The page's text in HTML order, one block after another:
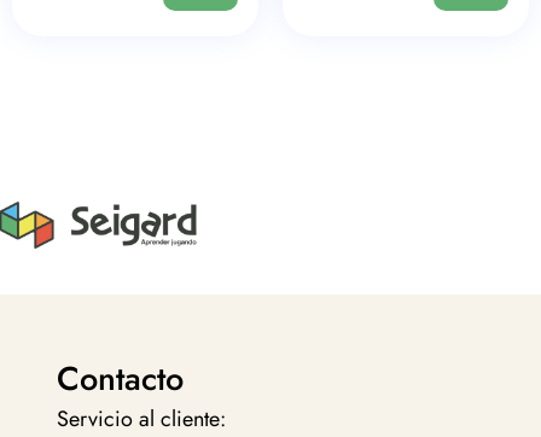
Contacto
Servicio al cliente: